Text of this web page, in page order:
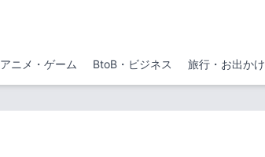
アニメ・ゲーム BtoB・ビジネス 旅行・お出かけ